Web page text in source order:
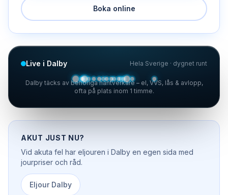
Boka online
Live i Dalby Hela Sverige · dygnet runt
Dalby täcks av behöriga hantverkare – el, VVS, lås & avlopp,
ofta på plats inom 1 timme.
AKUT JUST NU?
Vid akuta fel har eljouren i Dalby en egen sida med
jourpriser och råd.
Eljour Dalby